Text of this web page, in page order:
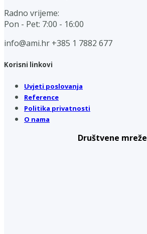
Radno vrijeme:
Pon - Pet: 7:00 - 16:00
info@ami.hr +385 1 7882 677
Korisni linkovi
Uvjeti poslovanja
Reference
Politika privatnosti
O nama
Društvene mreže